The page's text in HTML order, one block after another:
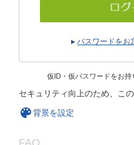
パスワードをお
仮ID・仮パスワードをお持
セキュリティ向上のため、こ
背景を設定
FAQ